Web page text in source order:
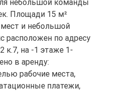
небольшой команды
Площади 15 м²
и небольшой
расположен по адресу
к.7, на -1 этаже 1-
в аренду:
рабочие места,
платежи,